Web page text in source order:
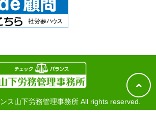
ス山下労務管理事務所 All rights reserved.